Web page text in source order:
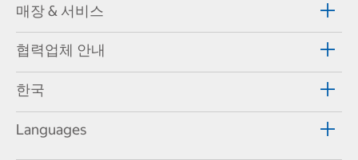
매장 & 서비스
협력업체 안내
한국
Languages